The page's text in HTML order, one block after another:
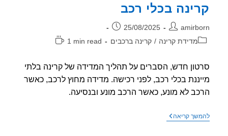
בכלי רכב
פורסם:
25/08/2025
מדידת קרינה / קרינה ברכבים
זמן
1 min read
חדש, הסברים על תהליך המדידה של קרינה בלתי
בכלי רכב, לפני רכישה. מדידה מחוץ לרכב, כאשר
לא מונע, כאשר הרכב מונע ובנסיעה.
קריאהסרטון